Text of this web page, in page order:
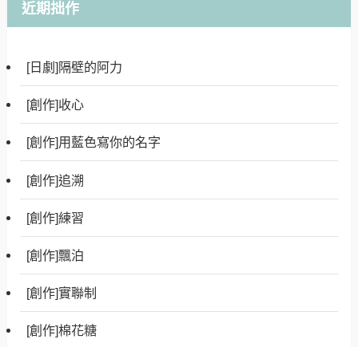
近期拙作
[日劇]隔壁的阿力
[創作]收心
[創作]用藍色寫你的名字
[創作]追溯
[創作]練習
[創作]飄泊
[創作]實聯制
[創作]棉花糖